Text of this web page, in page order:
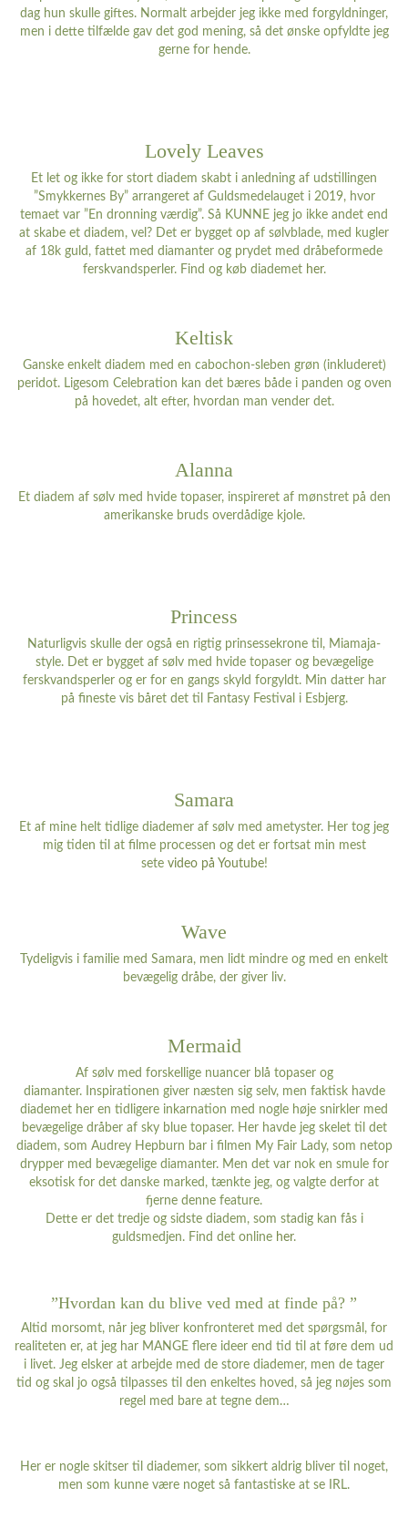
dag hun skulle giftes. Normalt arbejder jeg ikke med forgyldninger,
men i dette tilfælde gav det god mening, så det ønske opfyldte jeg
gerne for hende.
Lovely Leaves
Et let og ikke for stort diadem skabt i anledning af udstillingen
”Smykkernes By” arrangeret af Guldsmedelauget i 2019, hvor
temaet var ”En dronning værdig”. Så KUNNE jeg jo ikke andet end
at skabe et diadem, vel? Det er bygget op af sølvblade, med kugler
af 18k guld, fattet med diamanter og prydet med dråbeformede
ferskvandsperler. Find og køb diademet her.
Keltisk
Ganske enkelt diadem med en cabochon-sleben grøn (inkluderet)
peridot. Ligesom Celebration kan det bæres både i panden og oven
på hovedet, alt efter, hvordan man vender det.
Alanna
Et diadem af sølv med hvide topaser, inspireret af mønstret på den
amerikanske bruds overdådige kjole.
Princess
Naturligvis skulle der også en rigtig prinsessekrone til, Miamaja-
style. Det er bygget af sølv med hvide topaser og bevægelige
ferskvandsperler og er for en gangs skyld forgyldt. Min datter har
på fineste vis båret det til Fantasy Festival i Esbjerg.
Samara
Et af mine helt tidlige diademer af sølv med ametyster. Her tog jeg
mig tiden til at filme processen og det er fortsat min mest
sete video på Youtube!
Wave
Tydeligvis i familie med Samara, men lidt mindre og med en enkelt
bevægelig dråbe, der giver liv.
Mermaid
Af sølv med forskellige nuancer blå topaser og
diamanter. Inspirationen giver næsten sig selv, men faktisk havde
diademet her en tidligere inkarnation med nogle høje snirkler med
bevægelige dråber af sky blue topaser. Her havde jeg skelet til det
diadem, som Audrey Hepburn bar i filmen My Fair Lady, som netop
drypper med bevægelige diamanter. Men det var nok en smule for
eksotisk for det danske marked, tænkte jeg, og valgte derfor at
fjerne denne feature.
Dette er det tredje og sidste diadem, som stadig kan fås i
guldsmedjen. Find det online her.
”Hvordan kan du blive ved med at finde på? ”
Altid morsomt, når jeg bliver konfronteret med det spørgsmål, for
realiteten er, at jeg har MANGE flere ideer end tid til at føre dem ud
i livet. Jeg elsker at arbejde med de store diademer, men de tager
tid og skal jo også tilpasses til den enkeltes hoved, så jeg nøjes som
regel med bare at tegne dem…
Her er nogle skitser til diademer, som sikkert aldrig bliver til noget,
men som kunne være noget så fantastiske at se IRL.